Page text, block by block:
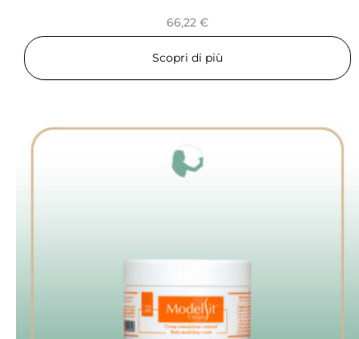
66,22 €
Scopri di più